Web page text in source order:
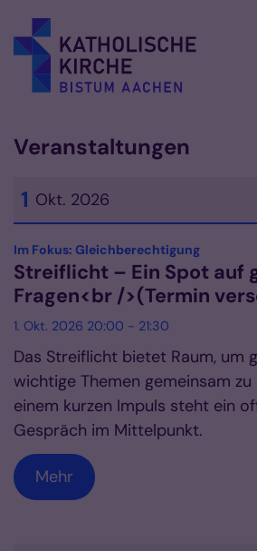
Veranstaltungen
1 Okt. 2026
Datum: 1. Oktober 2026
Im Fokus: Gleichberechtigung:
Streiflicht – Ein Spot auf
Fragen<br />(Termin
1. Okt. 2026 20:00 - 21:30
Das Streiflicht bietet Raum, um
wichtige Themen gemeinsam
einem kurzen Impuls steht ein
Gespräch im Mittelpunkt.
Mehr